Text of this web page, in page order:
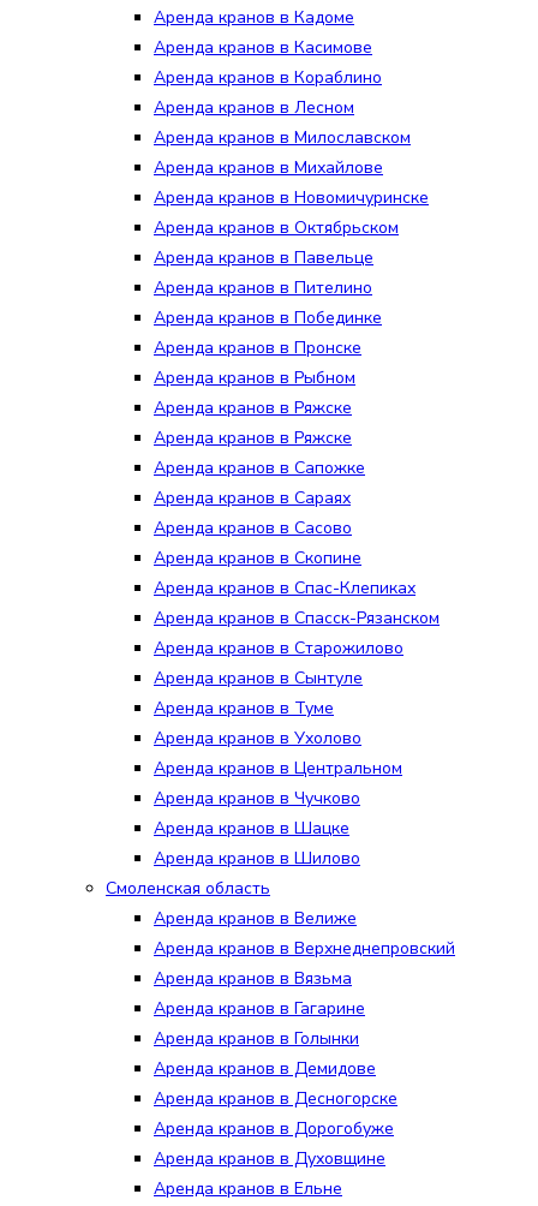
Аренда кранов в Кадоме
Аренда кранов в Касимове
Аренда кранов в Кораблино
Аренда кранов в Лесном
Аренда кранов в Милославском
Аренда кранов в Михайлове
Аренда кранов в Новомичуринске
Аренда кранов в Октябрьском
Аренда кранов в Павельце
Аренда кранов в Пителино
Аренда кранов в Побединке
Аренда кранов в Пронске
Аренда кранов в Рыбном
Аренда кранов в Ряжске
Аренда кранов в Ряжске
Аренда кранов в Сапожке
Аренда кранов в Сараях
Аренда кранов в Сасово
Аренда кранов в Скопине
Аренда кранов в Спас-Клепиках
Аренда кранов в Спасск-Рязанском
Аренда кранов в Старожилово
Аренда кранов в Сынтуле
Аренда кранов в Туме
Аренда кранов в Ухолово
Аренда кранов в Центральном
Аренда кранов в Чучково
Аренда кранов в Шацке
Аренда кранов в Шилово
Смоленская область
Аренда кранов в Велиже
Аренда кранов в Верхнеднепровский
Аренда кранов в Вязьма
Аренда кранов в Гагарине
Аренда кранов в Голынки
Аренда кранов в Демидове
Аренда кранов в Десногорске
Аренда кранов в Дорогобуже
Аренда кранов в Духовщине
Аренда кранов в Ельне